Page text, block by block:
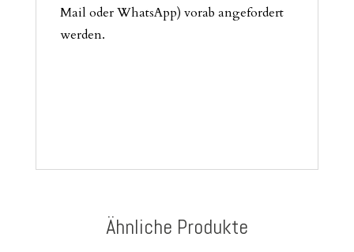
Mail oder WhatsApp) vorab angefordert
werden.
Ähnliche Produkte